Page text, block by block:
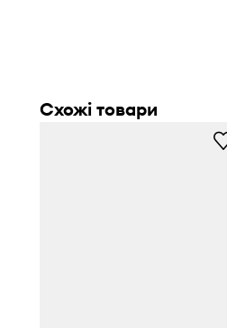
Універсальний
різноманітними образами
Схожі товари